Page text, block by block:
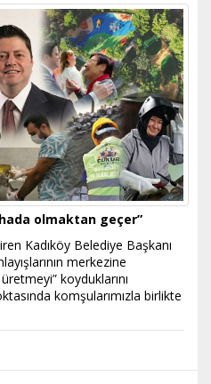
olmaktan geçer”
Kadıköy Belediye Başkanı
merkezine
koyduklarını
komşularımızla birlikte